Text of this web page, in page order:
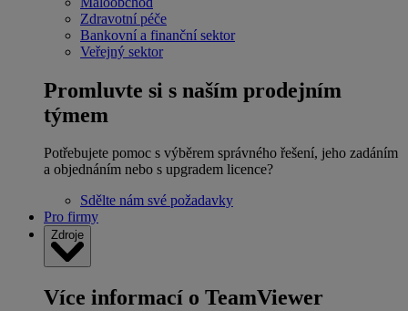
Zdravotní péče
Bankovní a finanční sektor
Veřejný sektor
Promluvte si s naším prodejním
týmem
Potřebujete pomoc s výběrem správného řešení, jeho zadáním
a objednáním nebo s upgradem licence?
Sdělte nám své požadavky
Pro firmy
Zdroje
Více informací o TeamViewer